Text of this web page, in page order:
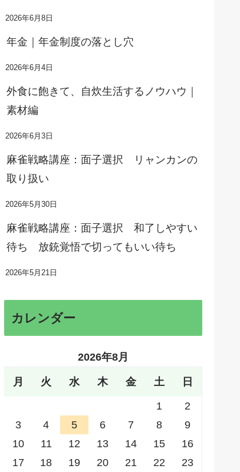
2026年6月8日
年金｜年金制度の落とし穴
2026年6月4日
外食に飽きて、自炊生活するノウハウ｜
素材編
2026年6月3日
麻雀戦略講座：面子選択 リャンカンの
取り扱い
2026年5月30日
麻雀戦略講座：面子選択 和了しやすい
待ち 放銃覚悟で切ってもいい待ち
2026年5月21日
カレンダー
2026年8月
月 火 水 木 金 土 日
1
2
3
4 5 6 7 8
9
10
11 12 13 14 15
16
17
18 19 20 21 22
23